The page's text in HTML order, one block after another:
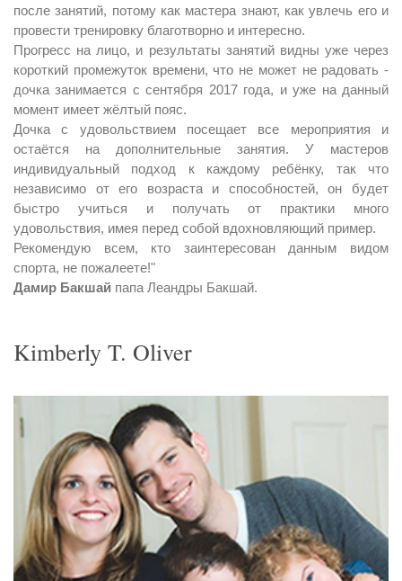
после занятий, потому как мастера знают, как увлечь его и
провести тренировку благотворно и интересно.
Прогресс на лицо, и результаты занятий видны уже через
короткий промежуток времени, что не может не радовать -
дочка занимается с сентября 2017 года, и уже на данный
момент имеет жёлтый пояс.
Дочка с удовольствием посещает все мероприятия и
остаётся на дополнительные занятия. У мастеров
индивидуальный подход к каждому ребёнку, так что
независимо от его возраста и способностей, он будет
быстро учиться и получать от практики много
удовольствия, имея перед собой вдохновляющий пример.
Рекомендую всем, кто заинтересован данным видом
спорта, не пожалеете!"
Дамир Бакшай папа Леандры Бакшай.
Kimberly T. Oliver